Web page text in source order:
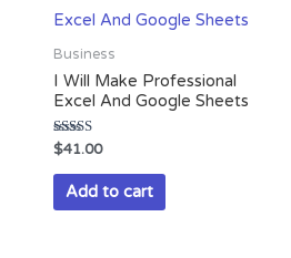
Business
I Will Make Professional
Excel And Google Sheets
Rated
4.13
out of 5
$41.00
Add to cart